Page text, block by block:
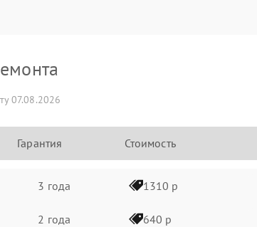
07.08.2026
Гарантия Стоимость
3 года 1310 р
2 года 640 р